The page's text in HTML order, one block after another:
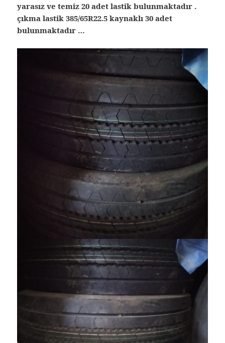
yarasız ve temiz 20 adet lastik bulunmaktadır .
çıkma lastik 385/65R22.5 kaynaklı 30 adet
bulunmaktadır …